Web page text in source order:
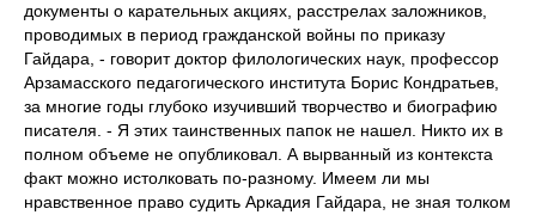
документы о карательных акциях, расстрелах заложников,
проводимых в период гражданской войны по приказу
Гайдара, - говорит доктор филологических наук, профессор
Арзамасского педагогического института Борис Кондратьев,
за многие годы глубоко изучивший творчество и биографию
писателя. - Я этих таинственных папок не нашел. Никто их в
полном объеме не опубликовал. А вырванный из контекста
факт можно истолковать по-разному. Имеем ли мы
нравственное право судить Аркадия Гайдара, не зная толком